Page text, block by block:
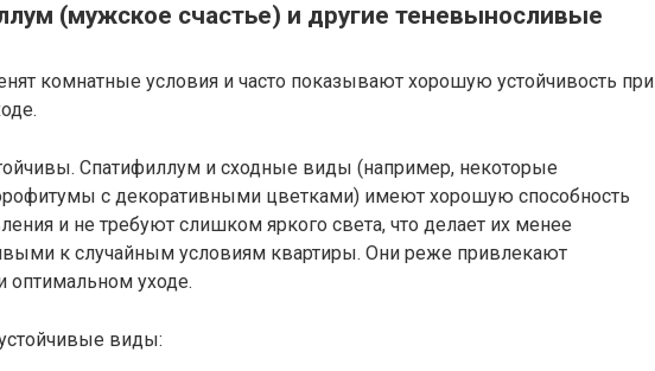
(мужское счастье) и другие теневыносливые
комнатные условия и часто показывают хорошую устойчивость при
Спатифиллум и сходные виды (например, некоторые
с декоративными цветками) имеют хорошую способность
и не требуют слишком яркого света, что делает их менее
к случайным условиям квартиры. Они реже привлекают
оптимальном уходе.
виды: